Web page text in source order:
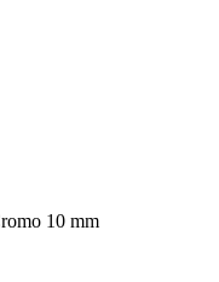
10 mm